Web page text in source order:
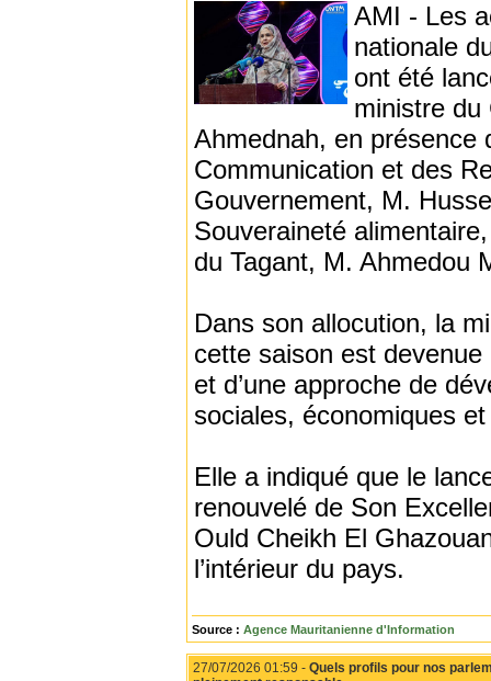
AMI - Les
nationale
ont été
ministre du
Ahmednah, en présence
Communication et des
Gouvernement, M.
Souveraineté
du Tagant, M. Ahmedou
Dans son allocution, la
cette saison est devenue
et d’une approche de
sociales, économiques
Elle a indiqué que le
renouvelé de Son
Ould Cheikh El
l’intérieur du pays.
Source : Agence Mauritanienne d'Information
27/07/2026 01:59 - Quels profils pour nos